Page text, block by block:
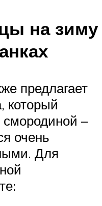
на зиму
предлагает
который
смородиной –
очень
Для